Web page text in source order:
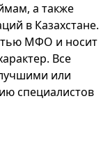
а также
в Казахстане.
МФО и носит
Все
или
специалистов